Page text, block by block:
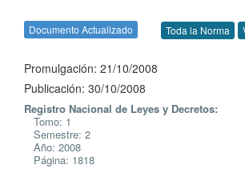
Documento Actualizado Toda la Norma
Promulgación: 21/10/2008
Publicación: 30/10/2008
Registro Nacional de Leyes y Decretos:
Tomo: 1
Semestre: 2
Año: 2008
Página: 1818